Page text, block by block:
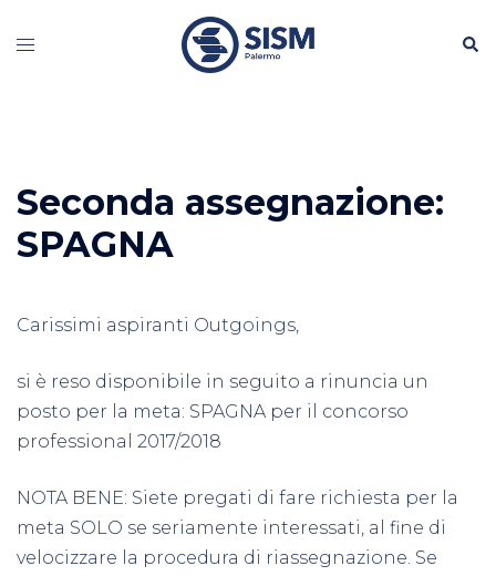
Mostra/Nascondi
Seconda assegnazione:
SPAGNA
Carissimi aspiranti Outgoings,
si è reso disponibile in seguito a rinuncia un
posto per la meta: SPAGNA per il concorso
professional 2017/2018
NOTA BENE: Siete pregati di fare richiesta per la
meta SOLO se seriamente interessati, al fine di
velocizzare la procedura di riassegnazione. Se